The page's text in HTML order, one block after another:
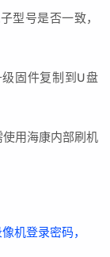
型号是否一致，
固件复制到U盘
用海康内部刷机
机登录密码，